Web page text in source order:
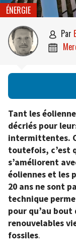
ÉNERGIE
 par

Tant les
décriés pour
intermittentes.
toutefois, c’est
s’améliorent
éoliennes et les
20 ans ne sont
technique
pour qu’au
renouvelables
fossiles.